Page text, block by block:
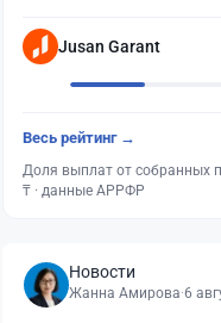
Jusan Garant
Весь рейтинг →
Доля выплат от собранных
₸ · данные АРРФР
Новости
Жанна Амирова·6